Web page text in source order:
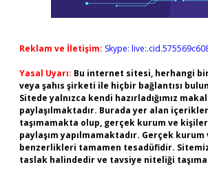
Reklam ve İletişim: Skype:
Yasal Uyarı: Bu internet sitesi, herhangi
veya şahıs şirketi ile hiçbir bağlantısı
Sitede yalnızca kendi hazırladığımız
paylaşılmaktadır. Burada yer alan
taşımamakta olup, gerçek kurum ve
paylaşım yapılmamaktadır. Gerçek
benzerlikleri tamamen tesadüfidir.
taslak halindedir ve tavsiye niteliği